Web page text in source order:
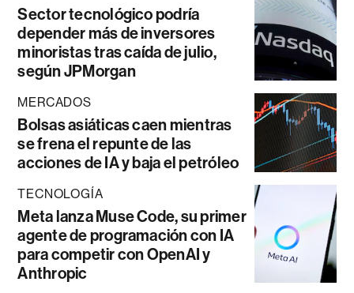
Sector tecnológico podría
depender más de inversores
minoristas tras caída de julio,
según JPMorgan
MERCADOS
Bolsas asiáticas caen mientras
se frena el repunte de las
acciones de IA y baja el petróleo
TECNOLOGÍA
Meta lanza Muse Code, su primer
agente de programación con IA
para competir con OpenAI y
Anthropic